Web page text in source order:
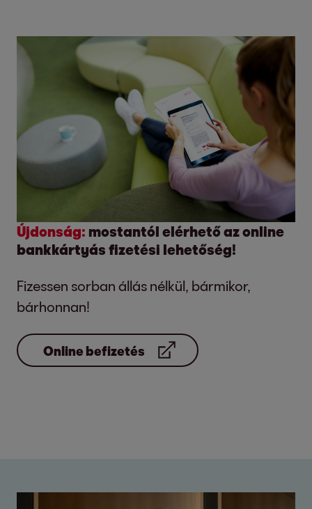
Újdonság: mostantól elérhető az online
bankkártyás fizetési lehetőség!
Fizessen sorban állás nélkül, bármikor,
bárhonnan!
Online befizetés